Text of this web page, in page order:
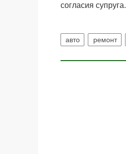
согласия супруга.
авто ремонт